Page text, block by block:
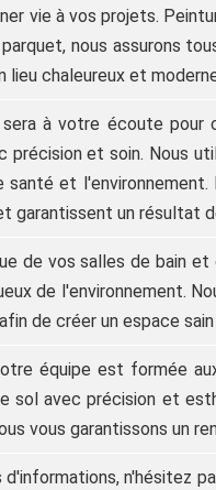
vie à vos projets.
nous assurons
chaleureux et
à votre écoute pour
et soin. Nous
et
garantissent un résultat
de vos salles de bain
de l'environnement.
de créer un espace
équipe est formée
avec précision et
vous garantissons un
n'hésitez